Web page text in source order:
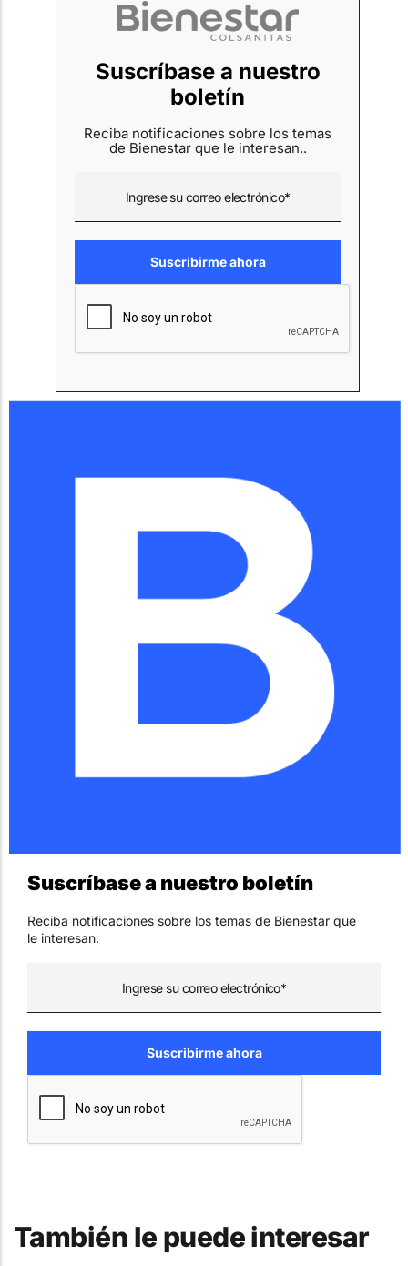
Suscríbase a nuestro
boletín
Reciba notificaciones sobre los temas
de Bienestar que le interesan..
Suscríbase a nuestro boletín
Reciba notificaciones sobre los temas de Bienestar que
le interesan.
También le puede interesar